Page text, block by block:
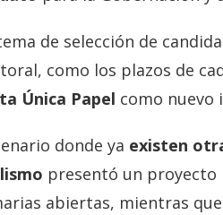
de selección de
como los plazos de
Única Papel como nuevo
donde ya existen
presentó un
abiertas, mientras